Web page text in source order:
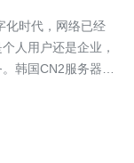
人用户还是企业，
韩国CN2服务器以